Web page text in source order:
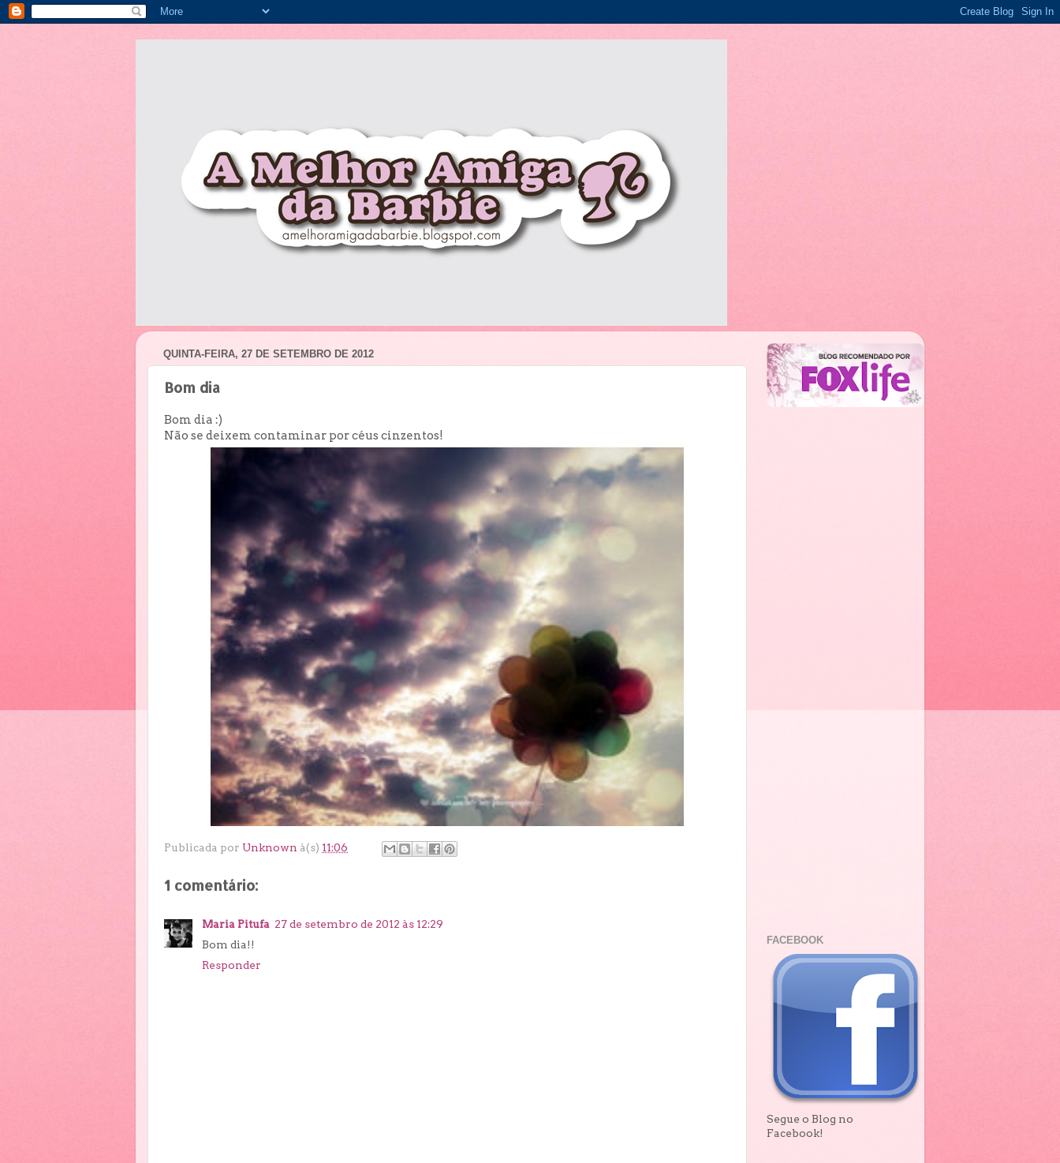
QUINTA-FEIRA, 27 DE SETEMBRO DE 2012
Bom dia
Bom dia :)
Não se deixem contaminar por céus cinzentos!
Publicada por Unknown à(s) 11:06
1 comentário:
Maria Pitufa 27 de setembro de 2012 às 12:29
Bom dia!!
Responder
FACEBOOK
Segue o Blog no
Facebook!